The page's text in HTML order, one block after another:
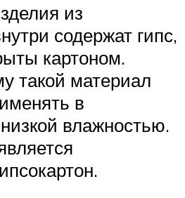
из
содержат гипс,
картоном.
такой материал
в
влажностью.